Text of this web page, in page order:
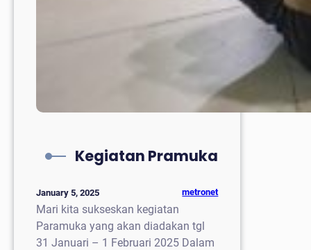
Kegiatan Pramuka
January 5, 2025 metronet
Mari kita sukseskan kegiatan
Paramuka yang akan diadakan tgl
31 Januari – 1 Februari 2025 Dalam